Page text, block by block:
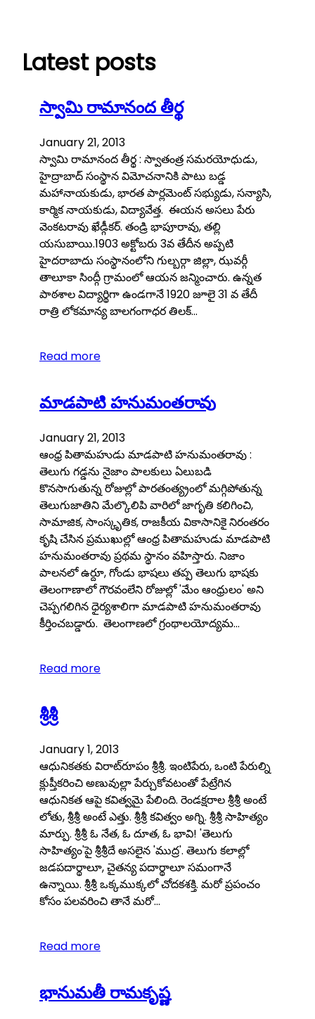
Latest posts
స్వామి రామానంద తీర్థ
January 21, 2013
స్వామి రామానంద తీర్థ : స్వాతంత్ర సమరయోధుడు,
హైద్రాబాద్ సంస్థాన విమోచనానికి పాటు బడ్డ
మహానాయకుడు, భారత పార్లమెంట్ సభ్యుడు, సన్యాసి,
కార్మిక నాయకుడు, విద్యావేత్త. ఈయన అసలు పేరు
వెంకటరావు ఖేడ్గీకర్‌. తండ్రి భాపూరావు, తల్లి
యసుబాయి.1903 అక్టోబరు 3వ తేదీన అప్పటి
హైదరాబాదు సంస్థానంలోని గుల్బర్గా జిల్లా, ఝవర్గీ
తాలూకా సింద్గీ గ్రామంలో ఆయన జన్మించారు. ఉన్నత
పాఠశాల విద్యార్థిగా ఉండగానే 1920 జూలై 31 వ తేదీ
రాత్రి లోకమాన్య బాలగంగాధర తిలక్‌…
Read more
మాడపాటి హనుమంతరావు
January 21, 2013
ఆంధ్ర పితామహుడు మాడపాటి హనుమంతరావు :
తెలుగు గడ్డను నైజాం పాలకులు ఏలుబడి
కొనసాగుతున్న రోజుల్లో పారతంత్య్రంలో మగ్గిపోతున్న
తెలుగుజాతిని మేల్కొలిపి వారిలో జాగృతి కలిగించి,
సామాజిక, సాంస్కృతిక, రాజకీయ వికాసానికై నిరంతరం
కృషి చేసిన ప్రముఖుల్లో ఆంధ్ర పితామహుడు మాడపాటి
హనుమంతరావు ప్రథమ స్థానం వహిస్తారు. నిజాం
పాలనలో ఉర్దూ, గోండు భాషలు తప్ప తెలుగు భాషకు
తెలంగాణాలో గౌరవంలేని రోజుల్లో 'మేం ఆంధ్రులం' అని
చెప్పగలిగిన ధైర్యశాలిగా మాడపాటి హనుమంతరావు
కీర్తించబడ్డారు. తెలంగాణలో గ్రంథాలయోద్యమ…
Read more
శ్రీశ్రీ
January 1, 2013
ఆధునికతకు విరాట్‌రూపం శ్రీశ్రీ. ఇంటిపేరు, ఒంటి పేరుల్ని
క్లుప్తీకరించి అణువుల్లా పేర్చుకోవటంతో పేట్రేగిన
ఆధునికత ఆపై కవిత్వమై పేలింది. రెండక్షరాల శ్రీశ్రీ అంటే
లోతు, శ్రీశ్రీ అంటే ఎత్తు. శ్రీశ్రీ కవిత్వం అగ్ని. శ్రీశ్రీ సాహిత్యం
మార్పు. శ్రీశ్రీ ఓ నేత, ఓ దూత, ఓ భావి! 'తెలుగు
సాహిత్యం'పై శ్రీశ్రీదే అసలైన 'ముద్ర'. తెలుగు కలాల్లో
జడపదార్థాలూ, చైతన్య పదార్థాలూ సమంగానే
ఉన్నాయి. శ్రీశ్రీ ఒక్కముక్కలో చోదకశక్తి. మరో ప్రపంచం
కోసం పలవరించి తానే మరో…
Read more
భానుమతీ రామకృష్ణ